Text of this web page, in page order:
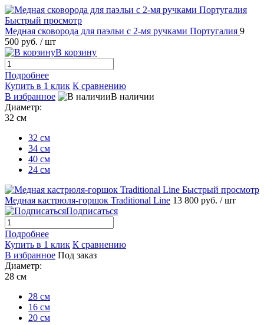
Быстрый просмотр
Медная сковорода для паэльи c 2-мя ручками Португалия 9
500 руб. / шт
В корзину
Подробнее
Купить в 1 клик К сравнению
В избранное
В наличии
Диаметр:
32 см
32 см
34 см
40 см
24 см
Быстрый просмотр
Медная кастрюля-горшок Traditional Line 13 800 руб. / шт
Подписаться
Подробнее
Купить в 1 клик К сравнению
В избранное Под заказ
Диаметр:
28 см
28 см
16 см
20 см